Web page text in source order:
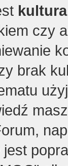
czy
brak